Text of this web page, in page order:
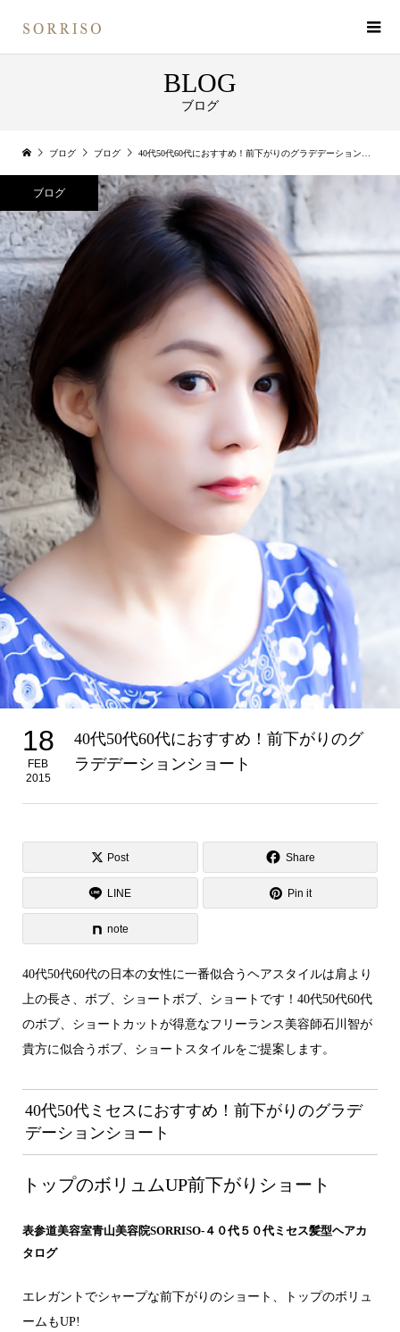
BLOG
ブログ
ブログ ブログ 40代50代60代におすすめ！前下がりのグラデデーションショート
ブログ
18
FEB
2015
40代50代60代におすすめ！前下がりのグ
ラデデーションショート
Post Share
LINE Pin it
note
40代50代60代の日本の女性に一番似合うヘアスタイルは肩より
上の長さ、ボブ、ショートボブ、ショートです！40代50代60代
のボブ、ショートカットが得意なフリーランス美容師石川智が
貴方に似合うボブ、ショートスタイルをご提案します。
40代50代ミセスにおすすめ！前下がりのグラデ
デーションショート
トップのボリュムUP前下がりショート
表参道美容室青山美容院SORRISO-４０代５０代ミセス髪型ヘアカ
タログ
エレガントでシャープな前下がりのショート、トップのボリュ
ームもUP!